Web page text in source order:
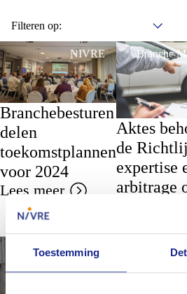
Toestemming
Filteren op:
NIVRE
Branchebesturen
delen
toekomstplannen
voor 2024
Lees meer
Branche
Aktes
de
expertise
arbitrage
Bestuur